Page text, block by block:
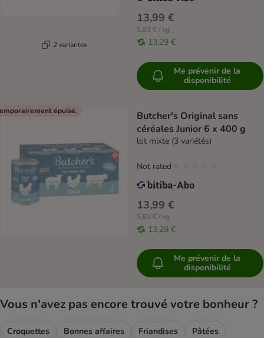
2 variantes
13,99 €
5,83 € / kg
13,29 €
Me prévenir de la
disponibilité
épuisé.
Butcher's Original sans
céréales Junior 6 x 400 g
lot mixte (3 variétés)
13,99 €
5,83 € / kg
13,29 €
Not rated
Me prévenir de la
disponibilité
Vous n'avez pas encore trouvé votre bonheur ?
Croquettes Bonnes affaires Friandises
Pâtées